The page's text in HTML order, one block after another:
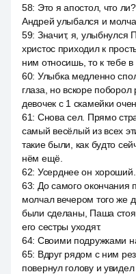
58: Это я апостол, что
Андрей улыбался и
59: Значит, я, улыбнулся
христос приходил к
ним относишь, то к тебе в
60: Улыбка медленно
глаза, но вскоре поборол
девочек с 1 скамейки
61: Снова сел. Прямо
самый весёлый из всех
такие были, как будто
нём ещё.
62: Усерднее он хороший.
63: До самого окончания
молчал вечером того же
были сделаны, Паша
его сестры уходят.
64: Своими подружками
65: Вдруг рядом с ним
повернул голову и